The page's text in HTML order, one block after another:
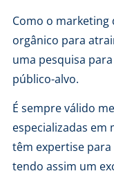
Como o
orgânico para
uma pesquisa
público-alvo.
É sempre válido
especializadas em
têm expertise
tendo assim um